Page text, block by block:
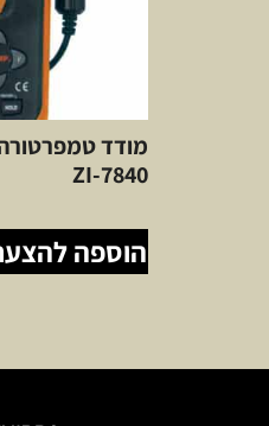
מודד
ZI-7840
הוספה